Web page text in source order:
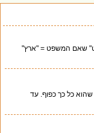
שאם המשפט = "ארץ"
כל כך כפוף. עד